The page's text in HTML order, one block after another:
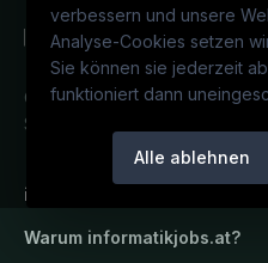
verbessern und unsere
Analyse-Cookies setzen
Sie können sie jederzeit
funktioniert dann
Alle ablehnen
Österreichs IT-Karriereportal.
Service der candidatis GmbH.
informatikjobs.at
Warum informatikjobs.at?